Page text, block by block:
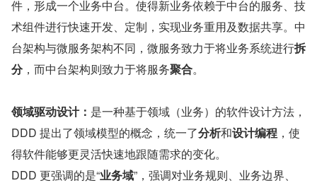
件，形成一个业务中台。使得新业务依赖于中台的服务、技
术组件进行快速开发、定制，实现业务重用及数据共享。中
台架构与微服务架构不同，微服务致力于将业务系统进行拆
分，而中台架构则致力于将服务聚合。
领域驱动设计： 是一种基于领域（业务）的软件设计方法，
DDD 提出了领域模型的概念，统一了分析和设计编程 ，使
得软件能够更灵活快速地跟随需求的变化。
DDD 更强调的是“业务域”，强调对业务规则、业务边界、